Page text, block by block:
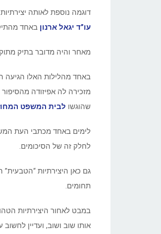
דוגמה נוספת לאותה
עו”ד יגאל ארנון באחד
מאחר והיה מדובר בתיק
באחד מהלילות האלו הגיעה
מזכירה לה אפיזודה
שהוגשו לבית המשפט
לימים באחד מכתבי העת
לחלק זה של הסיכומים.
גם כאן היצירתיות
תחומים.
במבט לאחור היצירתיות
אותו שוב ושוב, ועדיין